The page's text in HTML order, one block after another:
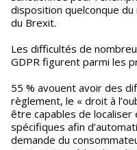
disposition quelconque du
du Brexit.
Les difficultés de
GDPR figurent parmi les
55 % avouent avoir des
règlement, le « droit à
être capables de
spécifiques afin
demande du